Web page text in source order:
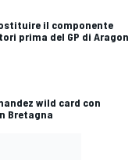
il componente
prima del GP di Aragon
wild card con
Bretagna